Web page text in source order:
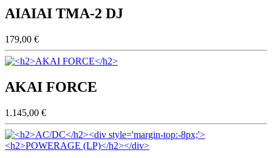
AIAIAI TMA-2 DJ
179,00 €
AKAI FORCE
1.145,00 €